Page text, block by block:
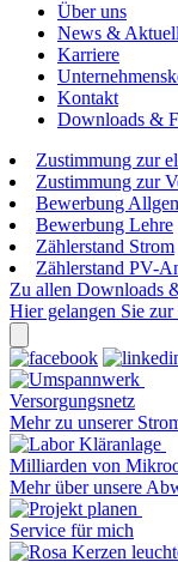
Über uns
News &
Karriere
Kontakt
Downloads &
Zustimmung zur
Zustimmung zur
Bewerbung
Bewerbung Lehre
Zählerstand Strom
Zählerstand PV-
Zu allen Downloads
Hier gelangen Sie
Versorgungsnetz
Mehr zu unserer
Milliarden von
Mehr über unsere
Service für mich